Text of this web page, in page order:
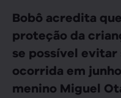
Bobô acredita
proteção da
se possível evitar
ocorrida em
menino Miguel